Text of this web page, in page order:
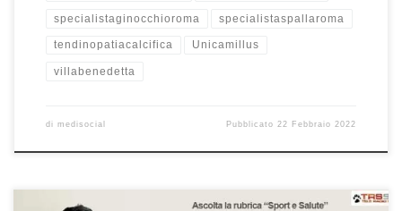
specialistaginocchioroma specialistaspallaroma
tendinopatiacalcifica Unicamillus
villabenedetta
di medisocial Pubblicato 22 Febbraio 2022